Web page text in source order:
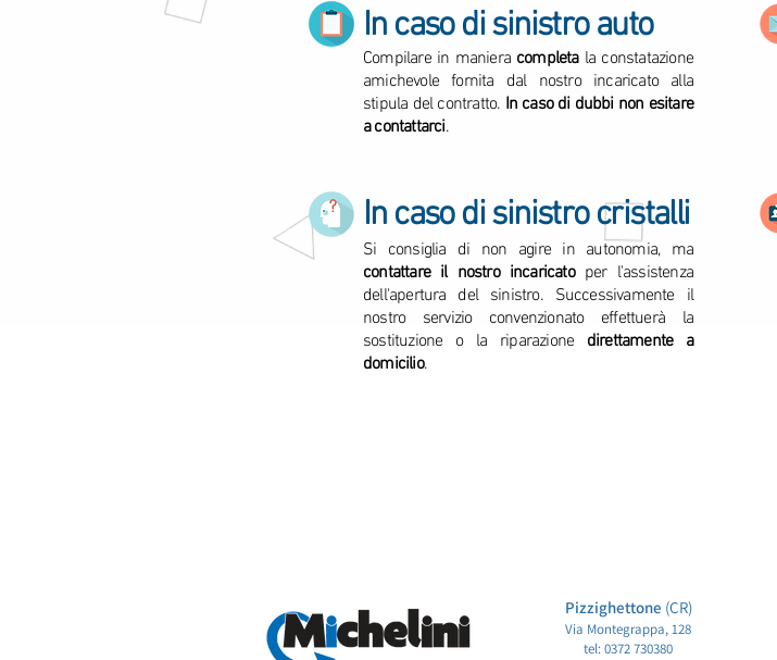
In caso di sinistro auto
Compilare in maniera completala constatazione
amichevole fornita dal nostro incaricato alla
stipula del contratto. In caso di dubbi non esitare
a contattarci.
In caso di sinistro cristalli
Si consiglia di non agire in autonomia, ma
contattare il nostro incaricatoper l'assistenza
dell'apertura del sinistro. Successivamente il
nostro servizio convenzionato effettuerà la
sostituzione o la riparazione direttamente a
domicilio.
Pizzighettone (CR)
Via Montegrappa, 128
tel: 0372 730380